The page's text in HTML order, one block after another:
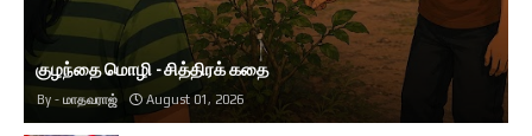
குழந்தை மொழி - சித்திரக் கதை
மாதவராஜ் August 01, 2026